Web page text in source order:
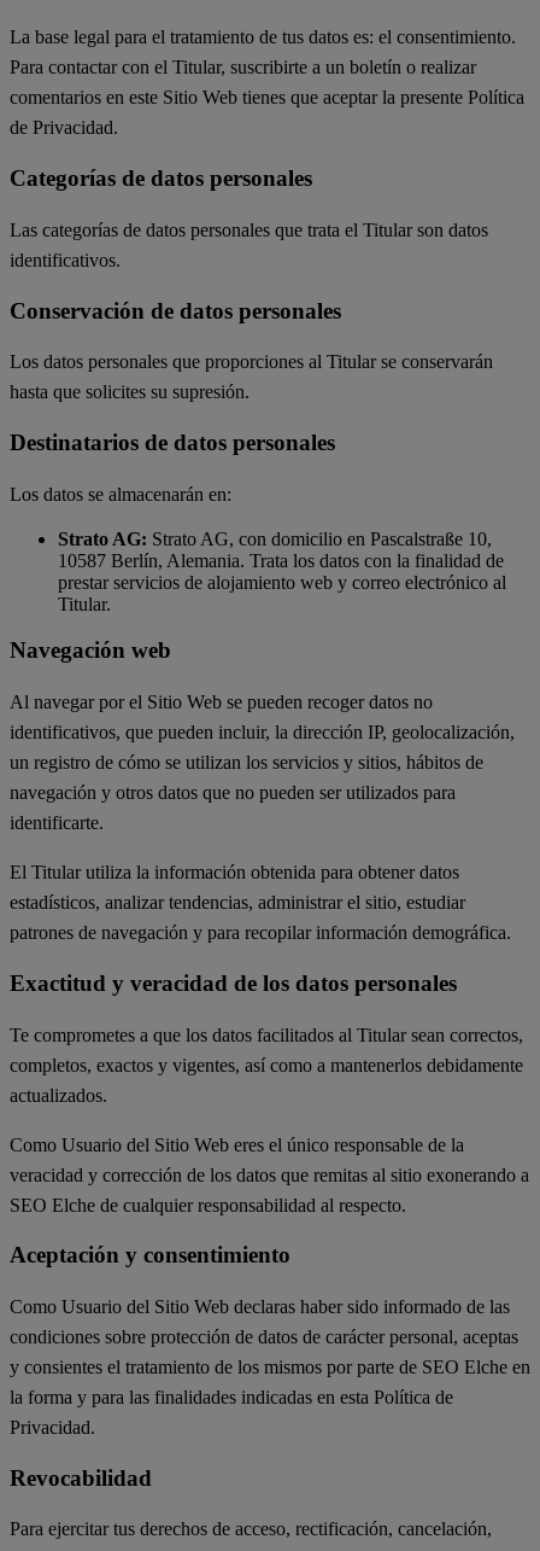
La base legal para el tratamiento de tus datos es: el consentimiento.
Para contactar con el Titular, suscribirte a un boletín o realizar
comentarios en este Sitio Web tienes que aceptar la presente Política
de Privacidad.
Categorías de datos personales
Las categorías de datos personales que trata el Titular son datos
identificativos.
Conservación de datos personales
Los datos personales que proporciones al Titular se conservarán
hasta que solicites su supresión.
Destinatarios de datos personales
Los datos se almacenarán en:
Strato AG: Strato AG, con domicilio en Pascalstraße 10,
10587 Berlín, Alemania. Trata los datos con la finalidad de
prestar servicios de alojamiento web y correo electrónico al
Titular.
Navegación web
Al navegar por el Sitio Web se pueden recoger datos no
identificativos, que pueden incluir, la dirección IP, geolocalización,
un registro de cómo se utilizan los servicios y sitios, hábitos de
navegación y otros datos que no pueden ser utilizados para
identificarte.
El Titular utiliza la información obtenida para obtener datos
estadísticos, analizar tendencias, administrar el sitio, estudiar
patrones de navegación y para recopilar información demográfica.
Exactitud y veracidad de los datos personales
Te comprometes a que los datos facilitados al Titular sean correctos,
completos, exactos y vigentes, así como a mantenerlos debidamente
actualizados.
Como Usuario del Sitio Web eres el único responsable de la
veracidad y corrección de los datos que remitas al sitio exonerando a
SEO Elche de cualquier responsabilidad al respecto.
Aceptación y consentimiento
Como Usuario del Sitio Web declaras haber sido informado de las
condiciones sobre protección de datos de carácter personal, aceptas
y consientes el tratamiento de los mismos por parte de SEO Elche en
la forma y para las finalidades indicadas en esta Política de
Privacidad.
Revocabilidad
Para ejercitar tus derechos de acceso, rectificación, cancelación,